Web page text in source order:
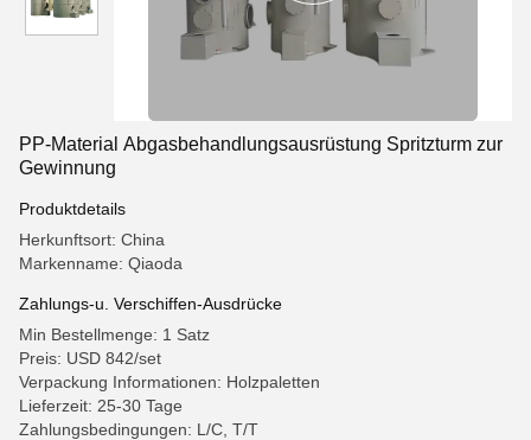
PP-Material Abgasbehandlungsausrüstung Spritzturm zur
Gewinnung
Produktdetails
Herkunftsort: China
Markenname: Qiaoda
Zahlungs-u. Verschiffen-Ausdrücke
Min Bestellmenge: 1 Satz
Preis: USD 842/set
Verpackung Informationen: Holzpaletten
Lieferzeit: 25-30 Tage
Zahlungsbedingungen: L/C, T/T